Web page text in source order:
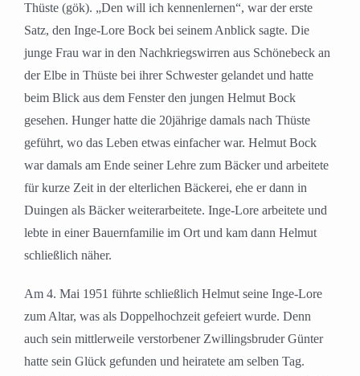
Thüste (gök). „Den will ich kennenlernen“, war der erste
Satz, den Inge-Lore Bock bei seinem Anblick sagte. Die
junge Frau war in den Nachkriegswirren aus Schönebeck an
der Elbe in Thüste bei ihrer Schwester gelandet und hatte
beim Blick aus dem Fenster den jungen Helmut Bock
gesehen. Hunger hatte die 20jährige damals nach Thüste
geführt, wo das Leben etwas einfacher war. Helmut Bock
war damals am Ende seiner Lehre zum Bäcker und arbeitete
für kurze Zeit in der elterlichen Bäckerei, ehe er dann in
Duingen als Bäcker weiterarbeitete. Inge-Lore arbeitete und
lebte in einer Bauernfamilie im Ort und kam dann Helmut
schließlich näher.
Am 4. Mai 1951 führte schließlich Helmut seine Inge-Lore
zum Altar, was als Doppelhochzeit gefeiert wurde. Denn
auch sein mittlerweile verstorbener Zwillingsbruder Günter
hatte sein Glück gefunden und heiratete am selben Tag.